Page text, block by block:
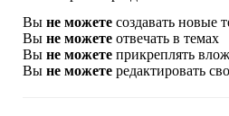
Вы не можете создавать новые
Вы не можете отвечать в темах
Вы не можете прикреплять
Вы не можете редактировать